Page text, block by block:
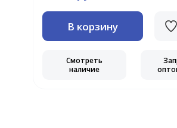
В корзину
Смотреть
наличие